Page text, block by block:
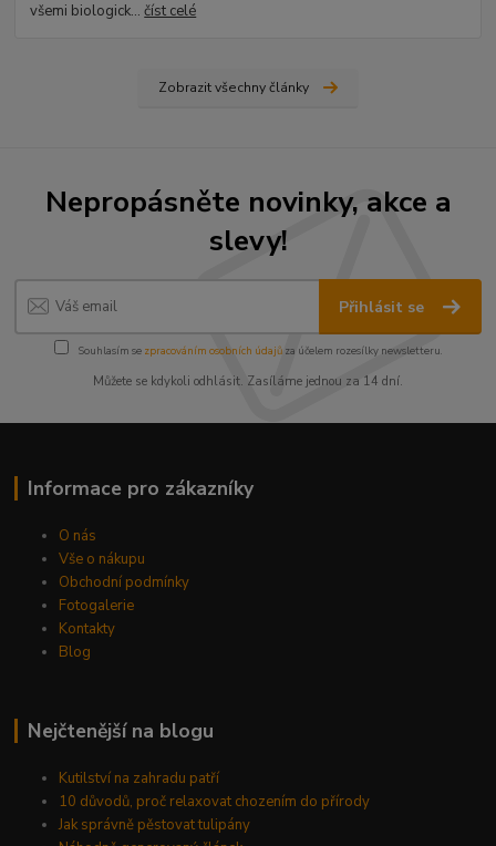
všemi biologick...číst celé
Zobrazit všechny články
Nepropásněte novinky, akce a
slevy!
Přihlásit se
Souhlasím se zpracováním osobních údajůza účelem rozesílky newsletteru.
Můžete se kdykoli odhlásit. Zasíláme jednou za 14 dní.
Informace pro zákazníky
O nás
Vše o nákupu
Obchodní podmínky
Fotogalerie
Kontakty
Blog
Nejčtenější na blogu
Kutilství na zahradu patří
10 důvodů, proč relaxovat chozením do přírody
Jak správně pěstovat tulipány